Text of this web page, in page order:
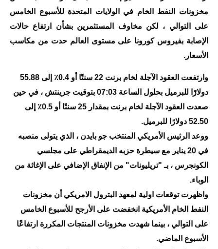
الاخبار الاقتصادية
الاخبار الرياضية
اخبار وقرارات وزارة التربية
نتائج الامتحانات
المرحلة الابتدائية
المرحلة المتوسطة
اسئلة وزارية
المرحلة الابتدائية
مخزونات النفط الخام في الولايات المتحدة للأسبوع الخامس
على التوالي ، لكن مخاوف المستثمرين بشأن ارتفاع حالات
الإصابة بفيروس كورونا على مستوى العالم حدت من مكاسب
الأسعار.
وارتفعت العقود الآجلة لخام برنت 22 سنتًا أو 0.4٪ إلى 55.88
دولارًا للبرميل بحلول الساعة 07:03 بتوقيت جرينتش ، في حين
صعدت العقود الآجلة لخام برنت بمقدار 25 سنتًا أو 0.5٪ إلى
52.50 دولارًا للبرميل.
ووعد الرئيس الأمريكي المنتخب جو بايدن ، الذي يتولى منصبه
في 20 يناير مع سيطرة حزبه الديمقراطي على مجلسي
الكونجرس ، بـ "تريليونات" من الإنفاق الإضافي على الإغاثة من
الوباء.
واظهرت توقعات اولية لمعهد البترول الامريكي أن مخزونات
النفط الخام الأمريكية انخفضت على الأرجح للأسبوع الخامس
على التوالي ، بينما شهدت مخزونات المنتجات المكررة ارتفاعًا
الأسبوع الماضي.